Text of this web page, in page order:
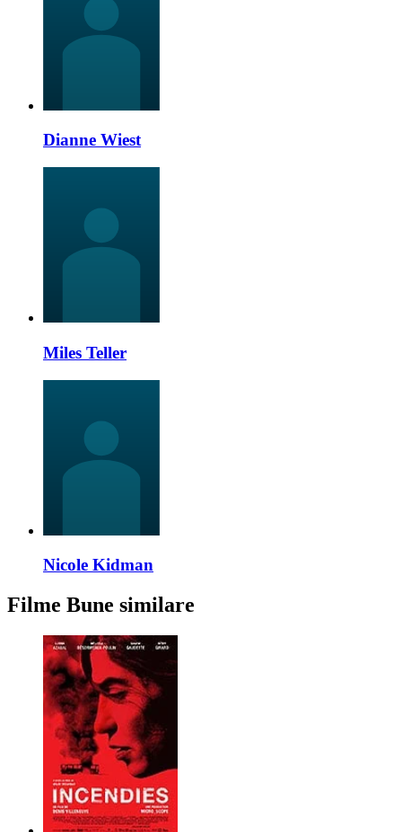
Dianne Wiest
Miles Teller
Nicole Kidman
Filme Bune similare